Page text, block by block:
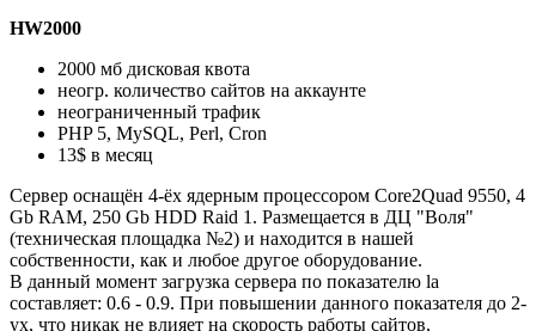
HW2000
2000 мб дисковая квота
неогр. количество сайтов на аккаунте
неограниченный трафик
PHP 5, MySQL, Perl, Cron
13$ в месяц
Сервер оснащён 4-ёх ядерным процессором Core2Quad 9550, 4
Gb RAM, 250 Gb HDD Raid 1. Размещается в ДЦ "Воля"
(техническая площадка №2) и находится в нашей
собственности, как и любое другое оборудование.
В данный момент загрузка сервера по показателю la
составляет: 0.6 - 0.9. При повышении данного показателя до 2-
ух, что никак не влияет на скорость работы сайтов,